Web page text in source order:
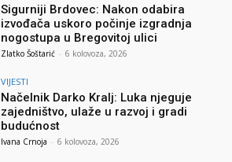
Sigurniji Brdovec: Nakon odabira
izvođača uskoro počinje izgradnja
nogostupa u Bregovitoj ulici
Zlatko Šoštarić - 6 kolovoza, 2026
VIJESTI
Načelnik Darko Kralj: Luka njeguje
zajedništvo, ulaže u razvoj i gradi
budućnost
Ivana Crnoja - 6 kolovoza, 2026